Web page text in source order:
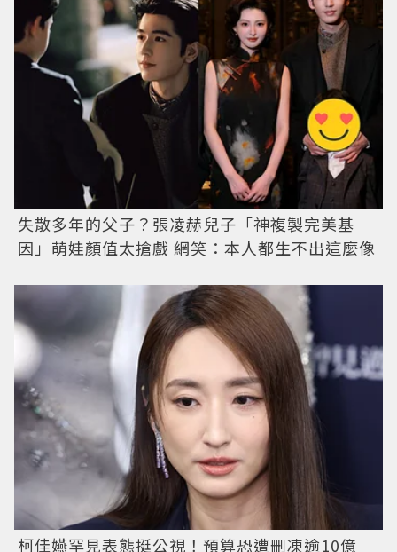
失散多年的父子？張凌赫兒子「神複製完美基
因」萌娃顏值太搶戲 網笑：本人都生不出這麼像
柯佳嬿罕見表態挺公視！預算恐遭刪凍逾10億